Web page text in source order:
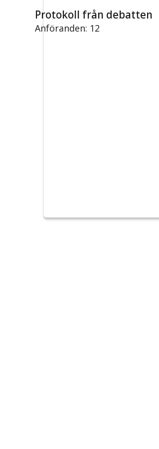
Protokoll från debatten
Anföranden: 12